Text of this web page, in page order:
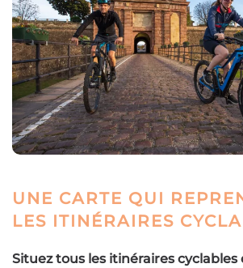
UNE CARTE QUI
LES ITINÉRAIRES
Situez tous les itinéraires cyclables